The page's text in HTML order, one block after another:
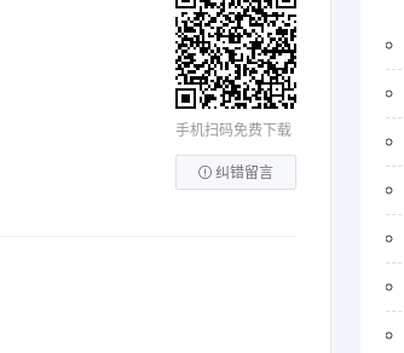
手机扫码免费下载
纠错留言